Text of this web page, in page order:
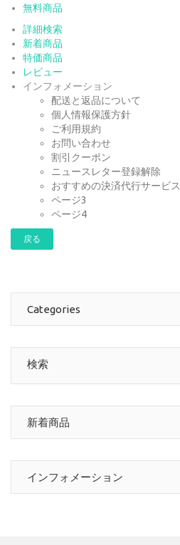
無料商品
詳細検索
新着商品
特価商品
レビュー
インフォメーション
配送と返品について
個人情報保護方針
ご利用規約
お問い合わせ
割引クーポン
ニュースレター登録解除
おすすめの決済代行サービス
ページ3
ページ4
戻る
Categories
検索
新着商品
インフォメーション